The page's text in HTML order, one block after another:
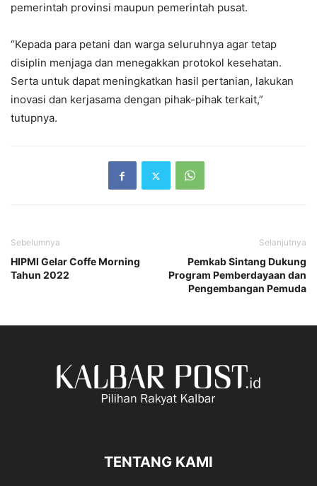
pemerintah provinsi maupun pemerintah pusat.
“Kepada para petani dan warga seluruhnya agar tetap
disiplin menjaga dan menegakkan protokol kesehatan.
Serta untuk dapat meningkatkan hasil pertanian, lakukan
inovasi dan kerjasama dengan pihak-pihak terkait,”
tutupnya.
Sebelumnya
HIPMI Gelar Coffe Morning
Tahun 2022
Selanjutnya
Pemkab Sintang Dukung
Program Pemberdayaan dan
Pengembangan Pemuda
TENTANG KAMI